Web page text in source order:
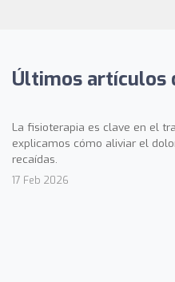
Últimos artículos
La fisioterapia es clave en el
explicamos cómo aliviar el
recaídas.
17 Feb 2026